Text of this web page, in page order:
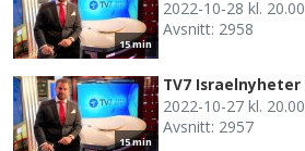
15 min
2022-10-28 kl. 20.00
Avsnitt: 2958
15 min
TV7 Israelnyheter
2022-10-27 kl. 20.00
Avsnitt: 2957